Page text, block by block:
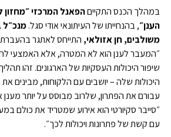
במהלך הכנס התקייםהפאנל המרכזי
הענן״, בהנחייתו של העיתונאי אודי סגל.מנכ״ל
משולבים, חן אזולאי, התייחס לאתגר בהעברת
״המעבר לענן הוא לא המטרה, אלא האמצעי
שיפור היכולות העסקיות של הארגונים. זהו
היכולות שלה – יושבים עם הלקוחות, מבינים
עבורם את הפתרון, שלרוב מבוסס על יותר מענן
״סייבר סקיורטי הוא אירוע שמטריד את כולם
עם קשת של פתרונות ויכולות לכך״.